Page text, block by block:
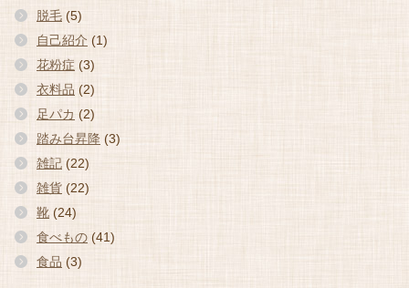
脱毛 (5)
自己紹介 (1)
花粉症 (3)
衣料品 (2)
足パカ (2)
踏み台昇降 (3)
雑記 (22)
雑貨 (22)
靴 (24)
食べもの (41)
食品 (3)